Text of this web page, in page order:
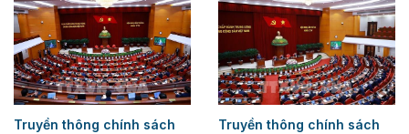
Truyền thông chính sách Truyền thông chính sách